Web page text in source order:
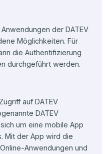
der DATEV
Möglichkeiten. Für
die Authentifizierung
durchgeführt werden.
auf DATEV
DATEV
um eine mobile App
Mit der App wird die
Anwendungen und